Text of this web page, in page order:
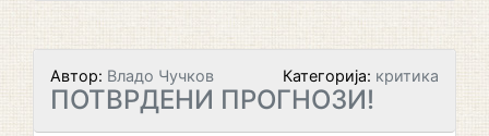
Автор: Владо Чучков Категорија: критика
ПОТВРДЕНИ ПРОГНОЗИ!